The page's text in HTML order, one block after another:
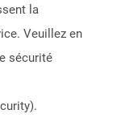
la
Veuillez en
sécurité